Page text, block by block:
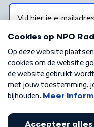
Algemene voorwaarden